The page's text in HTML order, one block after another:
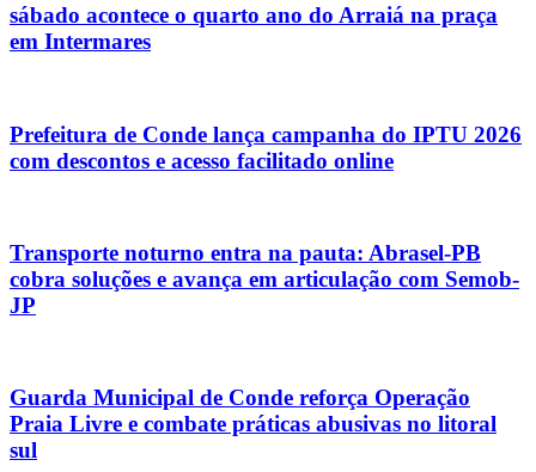
sábado acontece o quarto ano do Arraiá na praça
em Intermares
Prefeitura de Conde lança campanha do IPTU 2026
com descontos e acesso facilitado online
Transporte noturno entra na pauta: Abrasel-PB
cobra soluções e avança em articulação com Semob-
JP
Guarda Municipal de Conde reforça Operação
Praia Livre e combate práticas abusivas no litoral
sul